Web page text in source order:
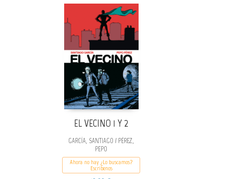
EL VECINO 1 Y 2
GARCÍA, SANTIAGO / PÉREZ,
PEPO
Ahora no hay ¿Lo buscamos?
Escribenos